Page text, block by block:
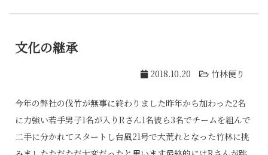
文化の継承
2018.10.20 竹林便り
今年の弊社の伐竹が無事に終わりました昨年から加わった2名
に力強い若手男子1名が入りRさん1名彼ら3名でチームを組んで
二手に分かれてスタートし台風21号で大荒れとなった竹林に挑